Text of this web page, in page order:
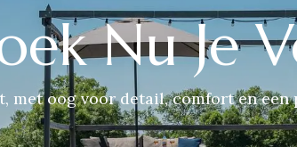
Nu Je
met oog voor detail, comfort en